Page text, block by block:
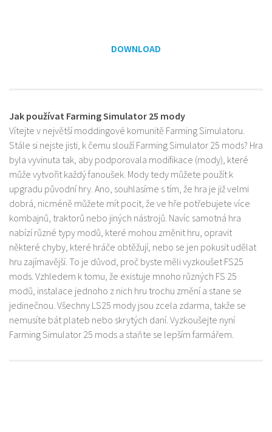
DOWNLOAD
Jak používat Farming Simulator 25 mody
Vítejte v největší moddingové komunitě Farming Simulatoru.
Stále si nejste jisti, k čemu slouží Farming Simulator 25 mods? Hra
byla vyvinuta tak, aby podporovala modifikace (mody), které
může vytvořit každý fanoušek. Mody tedy můžete použít k
upgradu původní hry. Ano, souhlasíme s tím, že hra je již velmi
dobrá, nicméně můžete mít pocit, že ve hře potřebujete více
kombajnů, traktorů nebo jiných nástrojů. Navíc samotná hra
nabízí různé typy modů, které mohou změnit hru, opravit
některé chyby, které hráče obtěžují, nebo se jen pokusit udělat
hru zajímavější. To je důvod, proč byste měli vyzkoušet FS25
mods. Vzhledem k tomu, že existuje mnoho různých FS 25
modů, instalace jednoho z nich hru trochu změní a stane se
jedinečnou. Všechny LS25 mody jsou zcela zdarma, takže se
nemusíte bát plateb nebo skrytých daní. Vyzkoušejte nyní
Farming Simulator 25 mods a staňte se lepším farmářem.